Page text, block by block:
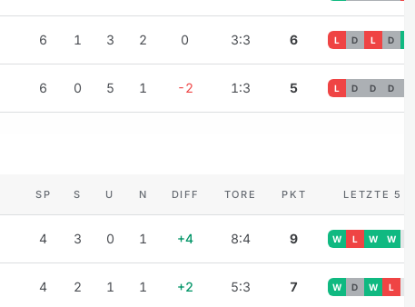
6 1 3 2 0 3:3 6 L D L D
6 0 5 1 -2 1:3 5 L D D D
SP S U N DIFF TORE PKT LETZTE 5
4 3 0 1 +4 8:4 9 W L W W
4 2 1 1 +2 5:3 7 W D W L